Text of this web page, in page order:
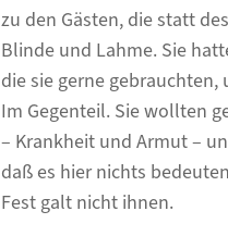
zu den Gästen, die statt
Blinde und Lahme. Sie
die sie gerne
Im Gegenteil. Sie wollten
– Krankheit und Armut –
daß es hier nichts
Fest galt nicht ihnen.